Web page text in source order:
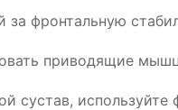
фронтальную
приводящие
сустав,